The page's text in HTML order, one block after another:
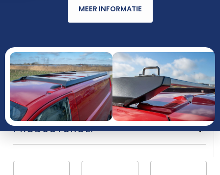
MODEL
JAAR
PRODUCTGROEP
MEER INFORMATIE